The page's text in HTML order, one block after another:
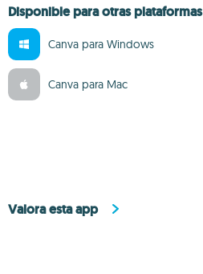
Disponible para otras plataformas
Canva para Windows
Canva para Mac
Valora esta app